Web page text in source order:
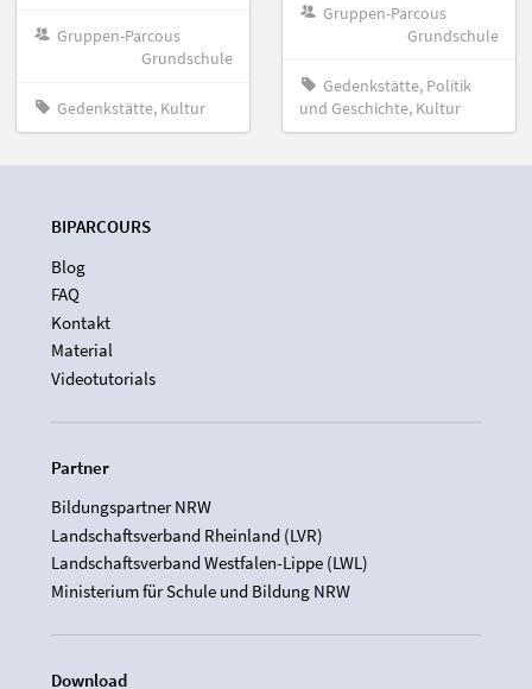
Gruppen-Parcous
Grundschule
Gedenkstätte, Kultur
Gruppen-Parcous
Grundschule
Gedenkstätte, Politik
und Geschichte, Kultur
BIPARCOURS
Blog
FAQ
Kontakt
Material
Videotutorials
Partner
Bildungspartner NRW
Landschaftsverband Rheinland (LVR)
Landschaftsverband Westfalen-Lippe (LWL)
Ministerium für Schule und Bildung NRW
Download